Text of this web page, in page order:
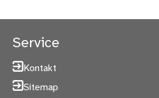
Service
Kontakt
Sitemap